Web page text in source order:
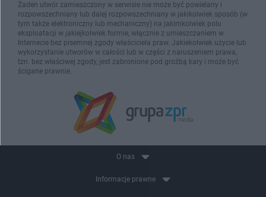
Żaden utwór zamieszczony w serwisie nie może być powielany i
rozpowszechniany lub dalej rozpowszechniany w jakikolwiek sposób (w
tym także elektroniczny lub mechaniczny) na jakimkolwiek polu
eksploatacji w jakiejkolwiek formie, włącznie z umieszczaniem w
Internecie bez pisemnej zgody właściciela praw. Jakiekolwiek użycie lub
wykorzystanie utworów w całości lub w części z naruszeniem prawa,
tzn. bez właściwej zgody, jest zabronione pod groźbą kary i może być
ścigane prawnie.
O nas
Informacje prawne